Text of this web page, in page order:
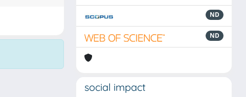
ND
ND
social impact